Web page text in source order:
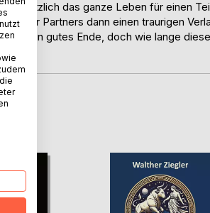
plötzlich das ganze Leben für einen
oder Partners dann einen traurigen
ein gutes Ende, doch wie lange